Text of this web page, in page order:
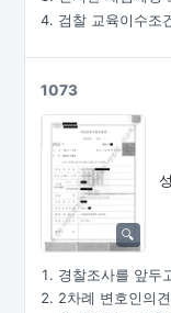
검찰 교육이수조
1073
경찰조사를 앞두
2차례 변호인의